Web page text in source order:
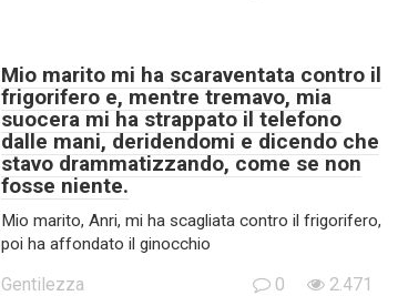
Mio marito mi ha scaraventata contro il
frigorifero e, mentre tremavo, mia
suocera mi ha strappato il telefono
dalle mani, deridendomi e dicendo che
stavo drammatizzando, come se non
fosse niente.
Mio marito, Anri, mi ha scagliata contro il frigorifero,
poi ha affondato il ginocchio
Gentilezza 0 2.471